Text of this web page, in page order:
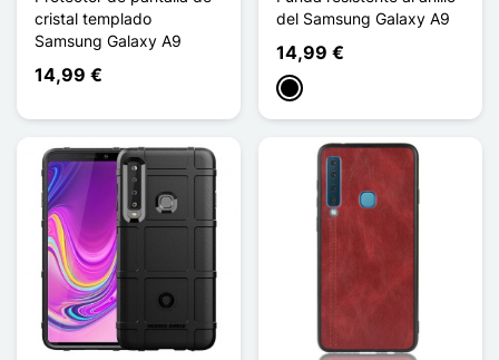
cristal templado
Samsung Galaxy A9
14,99 €
del Samsung Galaxy A9
14,99 €
Negro